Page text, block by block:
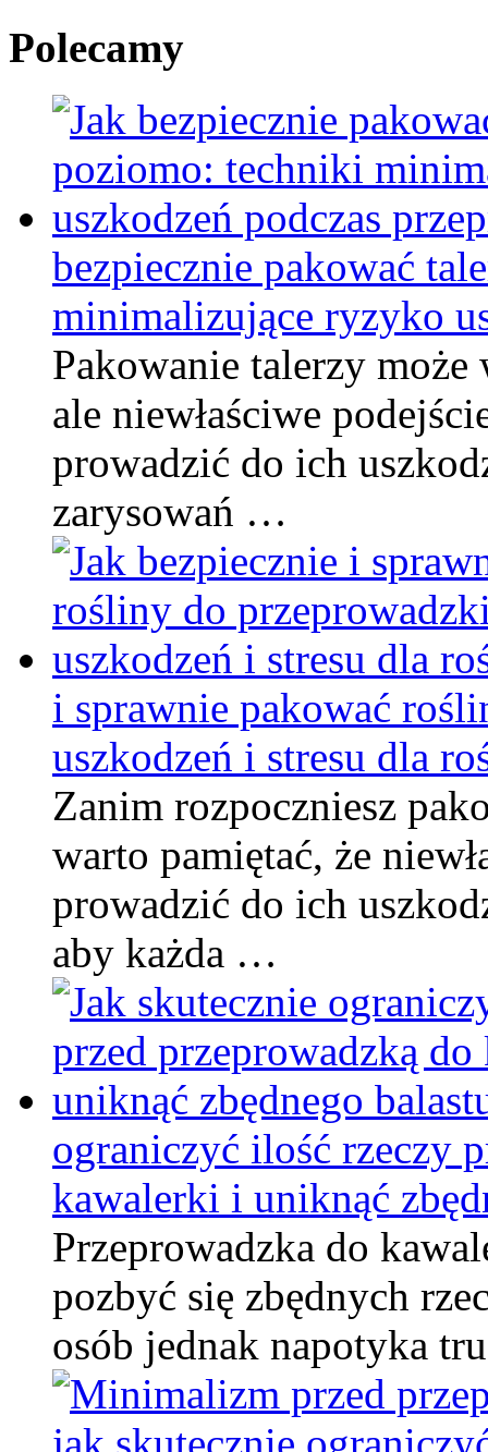
Polecamy
bezpiecznie pakować
minimalizujące ryzyko
Pakowanie talerzy
ale niewłaściwe
prowadzić do ich
zarysowań …
i sprawnie pakować
uszkodzeń i stresu dla
Zanim rozpoczniesz
warto pamiętać, że
prowadzić do ich
aby każda …
ograniczyć ilość rzeczy
kawalerki i uniknąć
Przeprowadzka do
pozbyć się zbędnych
osób jednak napotyka